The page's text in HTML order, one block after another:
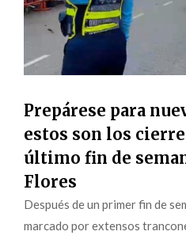
Prepárese para
estos son los
último fin de
Flores
Después de un primer fin de
marcado por extensos